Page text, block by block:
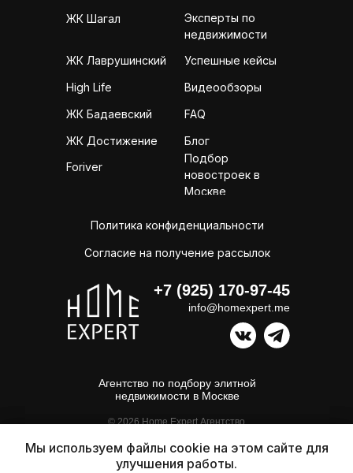
Мы используем файлы cookie на этом сайте для
улучшения работы.
Мы используем файлы cookie на этом сайте для
улучшения работы.
Агентство по подбору элитной
недвижимости в Москве
info@homexpert.me
+7 (925) 170-97-45
© 2026 Home Expert Агентство
в Москве. Все права защищены
Эксперты по
недвижимости
Успешные кейсы
Видеообзоры
FAQ
Блог
Подбор
новостроек в
Москве
Политика конфиденциальности
Согласие на получение рассылок
Foriver
ЖК Достижение
ЖК Бадаевский
High Life
ЖК Лаврушинский
ЖК Шагал